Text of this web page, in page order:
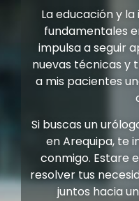
La educación y
fundamentales
impulsa a seguir
nuevas técnicas
a mis pacientes
Si buscas un
en Arequipa, te
conmigo. Estare
resolver tus
juntos hacia